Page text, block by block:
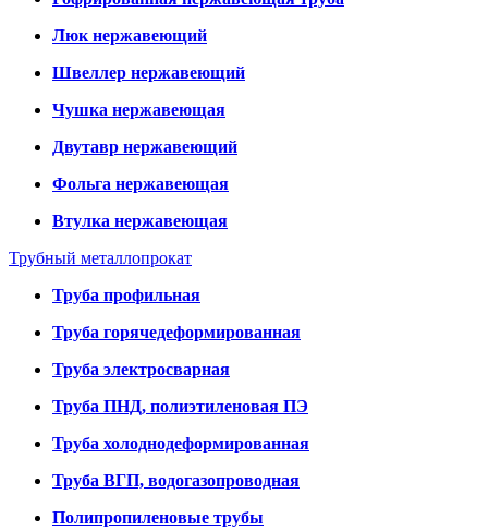
Люк нержавеющий
Швеллер нержавеющий
Чушка нержавеющая
Двутавр нержавеющий
Фольга нержавеющая
Втулка нержавеющая
Трубный металлопрокат
Труба профильная
Труба горячедеформированная
Труба электросварная
Труба ПНД, полиэтиленовая ПЭ
Труба холоднодеформированная
Труба ВГП, водогазопроводная
Полипропиленовые трубы